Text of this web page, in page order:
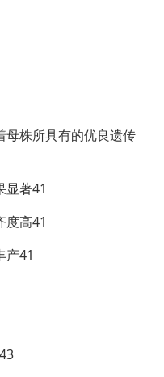
母株所具有的优良遗传
显著41
度高41
产41